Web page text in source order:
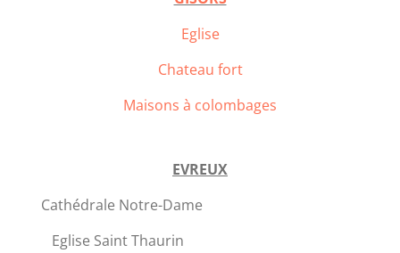
Eglise
Chateau fort
Maisons à colombages
EVREUX
Cathédrale Notre-Dame
Eglise Saint Thaurin